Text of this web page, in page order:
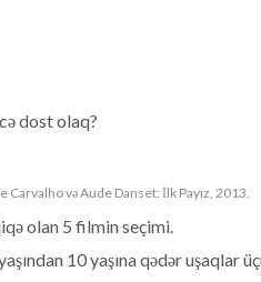
dost olaq?
Carvalho və Aude Danset: İlk Payız, 2013.
olan 5 filmin seçimi.
10 yaşına qədər uşaqlar